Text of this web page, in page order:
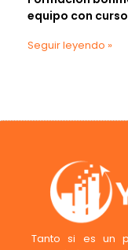
equipo con
Seguir leyendo »
Tanto si es un